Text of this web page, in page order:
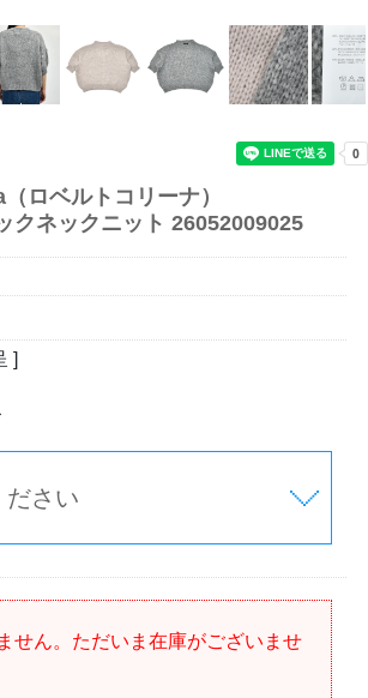
ロベルトコリーナ）
クネックニット 26052009025
]
せん。ただいま在庫がございませ